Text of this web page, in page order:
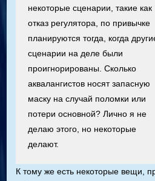
некоторые сценарии, такие как
отказ регулятора, по привычке
планируются тогда, когда
сценарии на деле были
проигнорированы. Сколько
аквалангистов носят запасную
маску на случай поломки или
потери основной? Лично я не
делаю этого, но некоторые
делают.
К тому же есть некоторые вещи,